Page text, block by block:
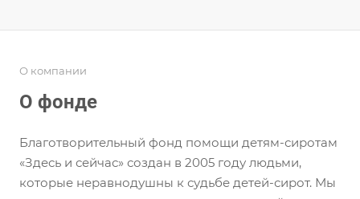
О компании
О фонде
Благотворительный фонд помощи детям-сиротам
«Здесь и сейчас» создан в 2005 году людьми,
которые неравнодушны к судьбе детей-сирот. Мы